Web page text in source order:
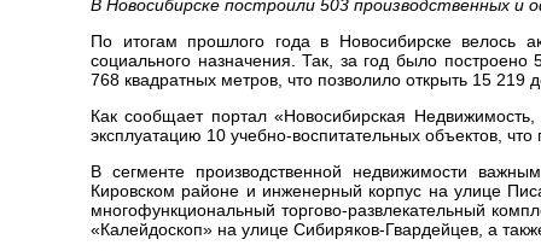
В Новосибирске построили 503 производственных и
По итогам прошлого года в Новосибирске велось
социального назначения. Так, за год было
768 квадратных метров, что позволило открыть 15 219
Как сообщает портал «Новосибирская
эксплуатацию 10 учебно-воспитательных объектов,
В сегменте производственной недвижимости
Кировском районе и инженерный корпус на улице
многофункциональный торгово-развлекательный
«Калейдоскоп» на улице Сибиряков-Гвардейцев, а